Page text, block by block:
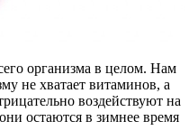
организма в целом. Нам
не хватает витаминов, а
воздействуют на
остаются в зимнее время